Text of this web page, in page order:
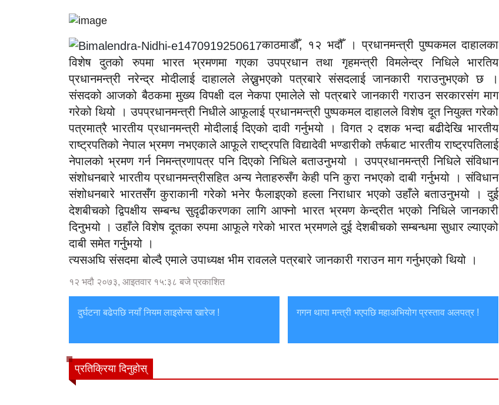
काठमाडौँ, १२ भदौँ । प्रधानमन्त्री पुष्पकमल दाहालका
विशेष दुतको रुपमा भारत भ्रमणमा गएका उपप्रधान तथा गृहमन्त्री विमलेन्द्र निधिले भारतिय
प्रधानमन्त्री नरेन्द्र मोदीलाई दाहालले लेख्नुभएको पत्रबारे संसदलाई जानकारी गराउनुभएको छ ।
संसदको आजको बैठकमा मुख्य विपक्षी दल नेकपा एमालेले सो पत्रबारे जानकारी गराउन सरकारसंग माग
गरेको थियो । उपप्रधानमन्त्री निधीले आफूलाई प्रधानमन्त्री पुष्पकमल दाहालले विशेष दूत नियुक्त गरेको
पत्रमात्रै भारतीय प्रधानमन्त्री मोदीलाई दिएको दावी गर्नुभयो । विगत २ दशक भन्दा बढीदेखि भारतीय
राष्ट्रपतिको नेपाल भ्रमण नभएकाले आफूले राष्ट्रपति विद्यादेवी भण्डारीको तर्फबाट भारतीय राष्ट्रपतिलाई
नेपालको भ्रमण गर्न निमन्त्रणापत्र पनि दिएको निधिले बताउनुभयो । उपप्रधानमन्त्री निधिले संविधान
संशोधनबारे भारतीय प्रधानमन्त्रीसहित अन्य नेताहरुसँग केही पनि कुरा नभएको दाबी गर्नुभयो । संविधान
संशोधनबारे भारतसँग कुराकानी गरेको भनेर फैलाइएको हल्ला निराधार भएको उहाँले बताउनुभयो । दुई
देशबीचको द्विपक्षीय सम्बन्ध सुदृढीकरणका लागि आफ्नो भारत भ्रमण केन्द्रीत भएको निधिले जानकारी
दिनुभयो । उहाँले विशेष दूतका रुपमा आफूले गरेको भारत भ्रमणले दुई देशबीचको सम्बन्धमा सुधार ल्याएको
दाबी समेत गर्नुभयो ।
त्यसअघि संसदमा बोल्दै एमाले उपाध्यक्ष भीम रावलले पत्रबारे जानकारी गराउन माग गर्नुभएको थियो ।
१२ भदौ २०७३, आइतवार १५:३८ बजे प्रकाशित
दुर्घटना बढेपछि नयाँ नियम लाइसेन्स खारेज ! गगन थापा मन्त्री भएपछि महाअभियोग प्रस्ताव अलपत्र !
प्रतिक्रिया दिनुहोस्